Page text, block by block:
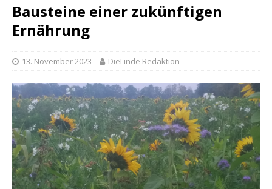
Bausteine einer zukünftigen
Ernährung
13. November 2023 DieLinde Redaktion